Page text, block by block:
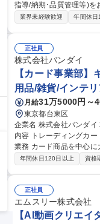
指導/納期･品質管理等)をお任せいたします。 マストレンド商品
ストで供給出来る生産
ド「WEGO」/残業平均10h
業界未経験歓迎 年間休日
正社員
株式会社バンダイ
【カード事業部
用品/雑貨/インテ
月給31万5000円～
東京都台東区
企業名 株式会社バンダイ 求人名 【カード事業部】キャラクターカード商品 品質管理担当★シェア拡大中 仕事の
内容 トレーディングカードゲ
業務 カード商品を中心
向上、持続性向上に向けた各種取組み 募集職種 【カード事業部】キャラク
年間休日120日以上 資格
正社員
エムスリー株式会社
【AI動画クリエ